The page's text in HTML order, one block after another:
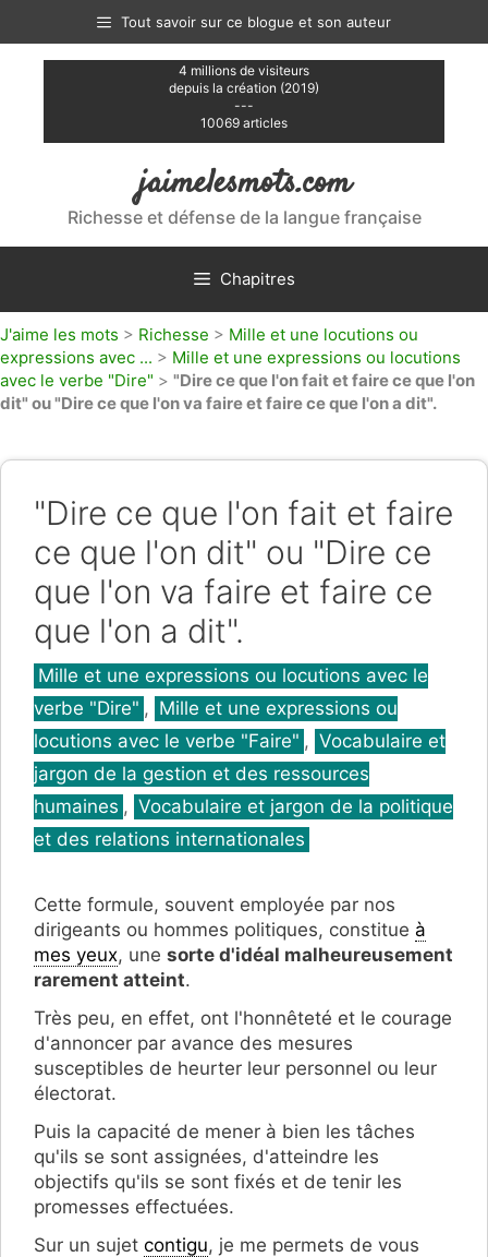
contenu
Tout savoir sur ce blogue et son auteur
4 millions de visiteurs
depuis la création (2019)
---
10069 articles
jaimelesmots.com
Richesse et défense de la langue française
Chapitres
J'aime les mots > Richesse > Mille et une locutions ou
expressions avec ... > Mille et une expressions ou locutions
avec le verbe "Dire" > "Dire ce que l'on fait et faire ce que l'on
dit" ou "Dire ce que l'on va faire et faire ce que l'on a dit".
"Dire ce que l'on fait et faire
ce que l'on dit" ou "Dire ce
que l'on va faire et faire ce
que l'on a dit".
Catégories
Mille et une expressions ou locutions avec le
verbe "Dire" , Mille et une expressions ou
locutions avec le verbe "Faire" , Vocabulaire et
jargon de la gestion et des ressources
humaines , Vocabulaire et jargon de la politique
et des relations internationales
Cette formule, souvent employée par nos
dirigeants ou hommes politiques, constitue à
mes yeux, une sorte d'idéal malheureusement
rarement atteint.
Très peu, en effet, ont l'honnêteté et le courage
d'annoncer par avance des mesures
susceptibles de heurter leur personnel ou leur
électorat.
Puis la capacité de mener à bien les tâches
qu'ils se sont assignées, d'atteindre les
objectifs qu'ils se sont fixés et de tenir les
promesses effectuées.
Sur un sujet contigu, je me permets de vous